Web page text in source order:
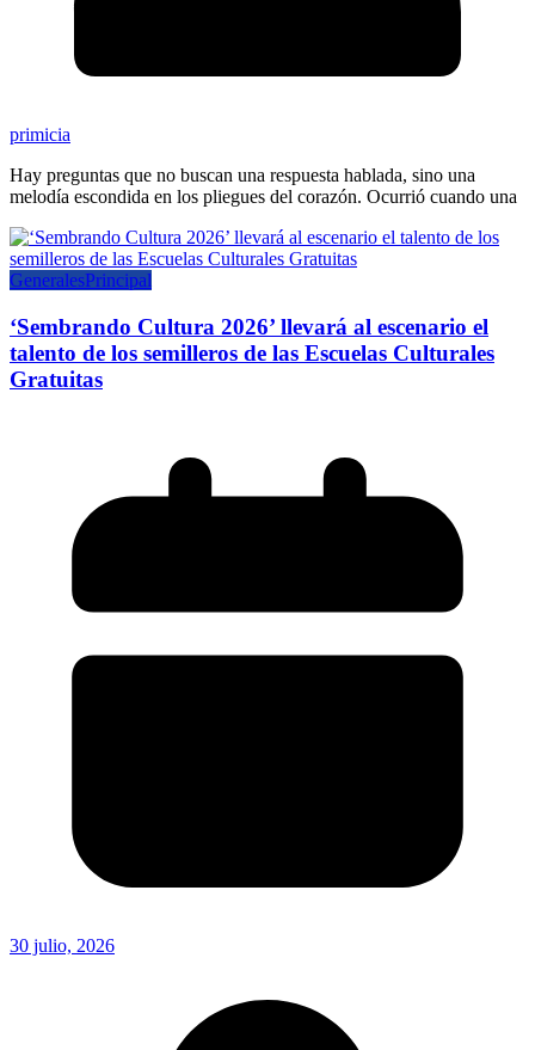
primicia
Hay preguntas que no buscan una respuesta hablada, sino una
melodía escondida en los pliegues del corazón. Ocurrió cuando una
GeneralesPrincipal
‘Sembrando Cultura 2026’ llevará al escenario el
talento de los semilleros de las Escuelas Culturales
Gratuitas
30 julio, 2026